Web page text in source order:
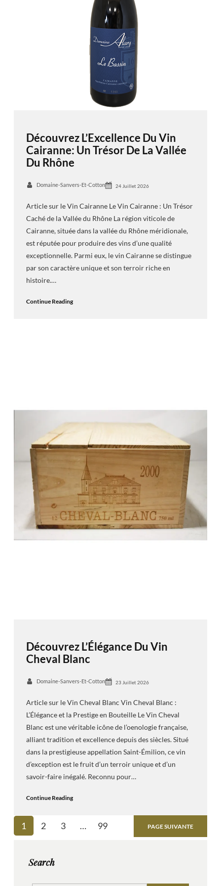
Découvrez L’Excellence Du Vin
Cairanne: Un Trésor De La Vallée
Du Rhône
Domaine-Sanvers-Et-Cotton 24 Juillet 2026
Article sur le Vin Cairanne Le Vin Cairanne : Un Trésor
Caché de la Vallée du Rhône La région viticole de
Cairanne, située dans la vallée du Rhône méridionale,
est réputée pour produire des vins d’une qualité
exceptionnelle. Parmi eux, le vin Cairanne se distingue
par son caractère unique et son terroir riche en
histoire.…
Continue Reading
Découvrez L’Élégance Du Vin
Cheval Blanc
Domaine-Sanvers-Et-Cotton 23 Juillet 2026
Article sur le Vin Cheval Blanc Vin Cheval Blanc :
L’Élégance et la Prestige en Bouteille Le Vin Cheval
Blanc est une véritable icône de l’oenologie française,
alliant tradition et excellence depuis des siècles. Situé
dans la prestigieuse appellation Saint-Émilion, ce vin
d’exception est le fruit d’un terroir unique et d’un
savoir-faire inégalé. Reconnu pour…
Continue Reading
1 2 3 … 99 PAGE SUIVANTE
Search